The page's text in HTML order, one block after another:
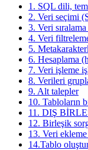
1. SQL dili,
2. Veri seçimi
3. Veri
4. Veri
5.
6. Hesaplama
7. Veri işleme
8. Verileri
9. Alt talepler
10. Tabloların
11. DIŞ
12. Birleşik
13. Veri
14.Tablo